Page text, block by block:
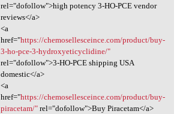
rel="dofollow">high potency 3-HO-PCE vendor
reviews</a>
<a
href="https://chemosellesceince.com/product/buy-
3-ho-pce-3-hydroxyeticyclidine/"
rel="dofollow">3-HO-PCE shipping USA
domestic</a>
<a
href="https://chemosellesceince.com/product/buy-
piracetam/"rel="dofollow">Buy Piracetam</a>